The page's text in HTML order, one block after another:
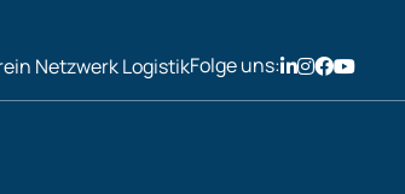
Netzwerk LogistikFolge uns: